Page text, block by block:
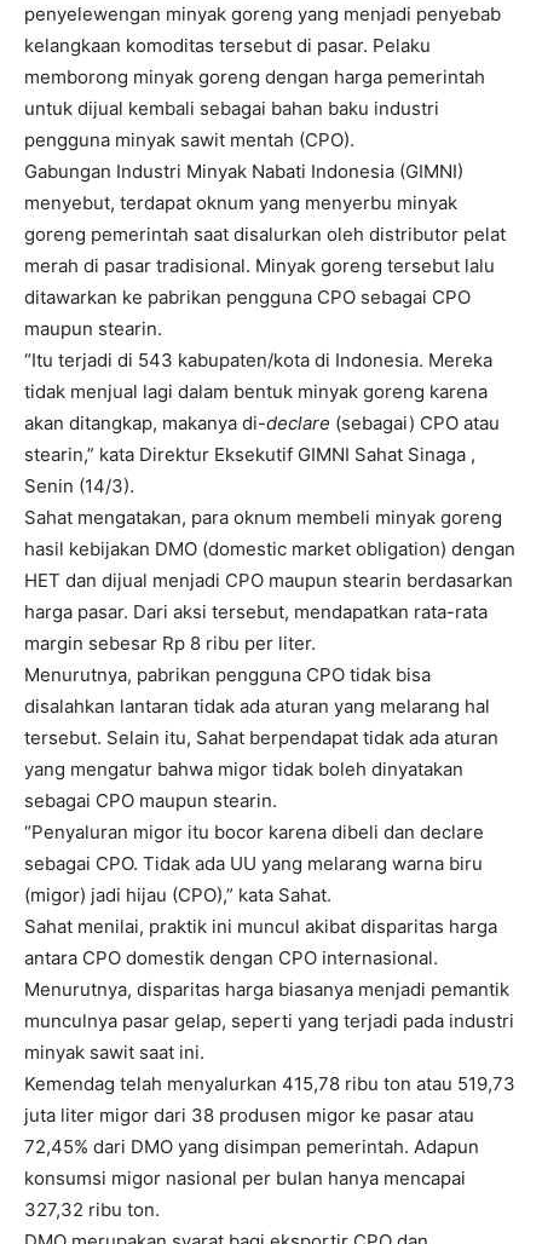
penyelewengan minyak goreng yang menjadi penyebab
kelangkaan komoditas tersebut di pasar. Pelaku
memborong minyak goreng dengan harga pemerintah
untuk dijual kembali sebagai bahan baku industri
pengguna minyak sawit mentah (CPO).
Gabungan Industri Minyak Nabati Indonesia (GIMNI)
menyebut, terdapat oknum yang menyerbu minyak
goreng pemerintah saat disalurkan oleh distributor pelat
merah di pasar tradisional. Minyak goreng tersebut lalu
ditawarkan ke pabrikan pengguna CPO sebagai CPO
maupun stearin.
“Itu terjadi di 543 kabupaten/kota di Indonesia. Mereka
tidak menjual lagi dalam bentuk minyak goreng karena
akan ditangkap, makanya di-declare (sebagai) CPO atau
stearin,” kata Direktur Eksekutif GIMNI Sahat Sinaga ,
Senin (14/3).
Sahat mengatakan, para oknum membeli minyak goreng
hasil kebijakan DMO (domestic market obligation) dengan
HET dan dijual menjadi CPO maupun stearin berdasarkan
harga pasar. Dari aksi tersebut, mendapatkan rata-rata
margin sebesar Rp 8 ribu per liter.
Menurutnya, pabrikan pengguna CPO tidak bisa
disalahkan lantaran tidak ada aturan yang melarang hal
tersebut. Selain itu, Sahat berpendapat tidak ada aturan
yang mengatur bahwa migor tidak boleh dinyatakan
sebagai CPO maupun stearin.
“Penyaluran migor itu bocor karena dibeli dan declare
sebagai CPO. Tidak ada UU yang melarang warna biru
(migor) jadi hijau (CPO),” kata Sahat.
Sahat menilai, praktik ini muncul akibat disparitas harga
antara CPO domestik dengan CPO internasional.
Menurutnya, disparitas harga biasanya menjadi pemantik
munculnya pasar gelap, seperti yang terjadi pada industri
minyak sawit saat ini.
Kemendag telah menyalurkan 415,78 ribu ton atau 519,73
juta liter migor dari 38 produsen migor ke pasar atau
72,45% dari DMO yang disimpan pemerintah. Adapun
konsumsi migor nasional per bulan hanya mencapai
327,32 ribu ton.